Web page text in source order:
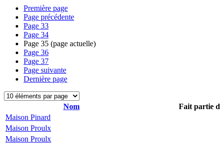
Première page
Page précédente
Page 33
Page 34
Page 35 (page actuelle)
Page 36
Page 37
Page suivante
Dernière page
Nom
Fait partie
Maison Pinard
Maison Proulx
Maison Proulx